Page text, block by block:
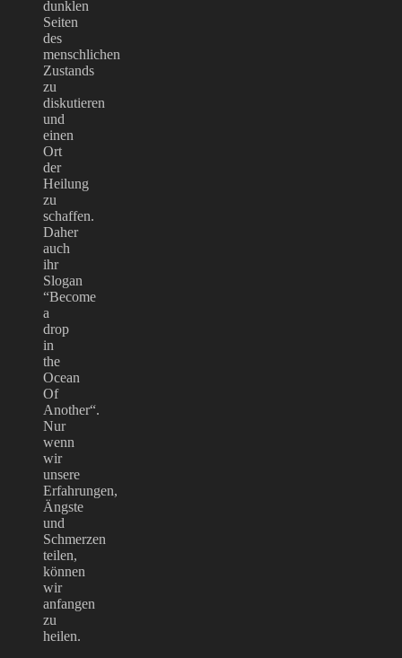
dunklen
Seiten
des
menschlichen
Zustands
zu
diskutieren
und
einen
Ort
der
Heilung
zu
schaffen.
Daher
auch
ihr
Slogan
“Become
a
drop
in
the
Ocean
Of
Another“.
Nur
wenn
wir
unsere
Erfahrungen,
Ängste
und
Schmerzen
teilen,
können
wir
anfangen
zu
heilen.